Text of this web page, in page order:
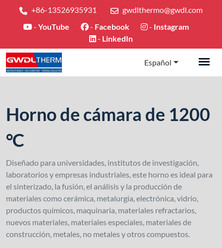
+86-13526935931
gwdlthermo@gwdl.com
- YouTube - Facebook - Instagram
- LinkedIn
Español
Horno de cámara de 1200
°C
Diseñado para universidades, institutos de investigación,
laboratorios y empresas industriales, este horno es ideal para
el sinterizado, la fusión, el análisis y la producción de
materiales como cerámica, metalurgia, electrónica, vidrio,
productos químicos, maquinaria, materiales refractarios,
nuevos materiales, materiales especiales, materiales de
construcción, metales, no metales y otros compuestos.